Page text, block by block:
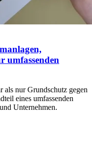
umfassenden
als nur Grundschutz gegen
eines umfassenden
Unternehmen.